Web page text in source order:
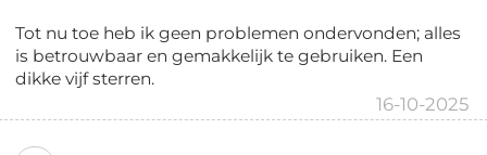
Tot nu toe heb ik geen problemen ondervonden; alles
is betrouwbaar en gemakkelijk te gebruiken. Een
dikke vijf sterren.
16-10-2025